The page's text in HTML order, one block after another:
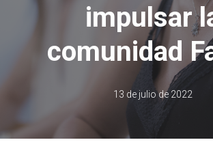
impulsar
comunidad
13 de julio de 2022